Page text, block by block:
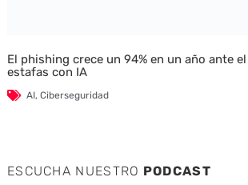
El phishing crece un 94% en un año ante
estafas con IA
AI, Ciberseguridad
ESCUCHA NUESTRO PODCAST